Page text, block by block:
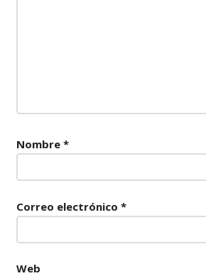
Nombre *
Correo electrónico *
Web